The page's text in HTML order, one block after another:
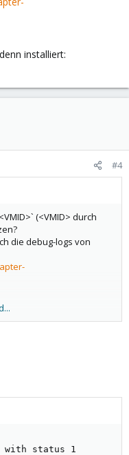
installiert:
#4
(<VMID> durch
die debug-logs von
installiert:
with status 1